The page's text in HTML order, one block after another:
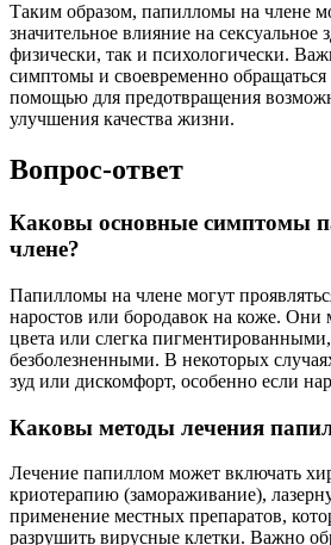
Таким образом, папилломы на члене
значительное влияние на
физически, так и психологически.
симптомы и своевременно обращаться
помощью для предотвращения
улучшения качества жизни.
Вопрос-ответ
Каковы основные симптомы
члене?
Папилломы на члене могут
наростов или бородавок на коже. Они
цвета или слегка
безболезненными. В некоторых
зуд или дискомфорт, особенно если
Каковы методы лечения
Лечение папиллом может включать
криотерапию (замораживание),
применение местных препаратов,
разрушить вирусные клетки. Важно